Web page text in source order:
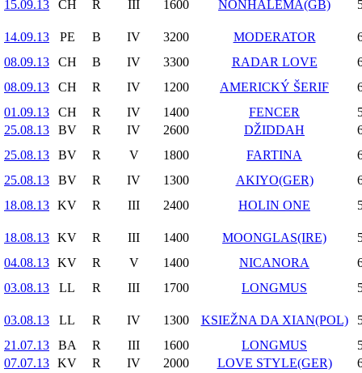
15.09.13 CH R III 1600 NONHALEMA(GB)
14.09.13 PE B IV 3200 MODERATOR
08.09.13
CH B IV 3300 RADAR LOVE
08.09.13
CH R IV 1200 AMERICKÝ ŠERIF
01.09.13
CH R IV 1400 FENCER
25.08.13
BV R IV 2600 DŽIDDAH
25.08.13
BV R V 1800 FARTINA
25.08.13
BV R IV 1300 AKIYO(GER)
18.08.13 KV R III 2400 HOLIN ONE
18.08.13 KV R III 1400 MOONGLAS(IRE)
04.08.13 KV R V 1400 NICANORA
03.08.13
LL R III 1700 LONGMUS
03.08.13 LL R IV 1300 KSIEŽNA DA XIAN(POL)
21.07.13
BA R III 1600 LONGMUS
07.07.13 KV R IV 2000 LOVE STYLE(GER)